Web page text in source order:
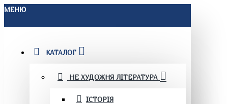
МЕНЮ
КАТАЛОГ
НЕ ХУДОЖНЯ ЛІТЕРАТУРА
ІСТОРІЯ